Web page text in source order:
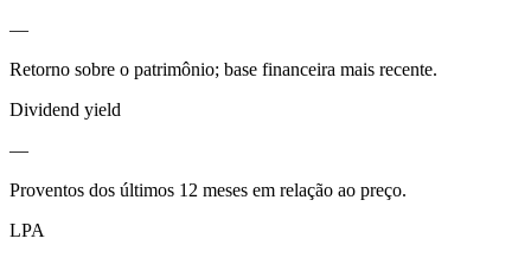
—
Retorno sobre o patrimônio; base financeira mais recente.
Dividend yield
—
Proventos dos últimos 12 meses em relação ao preço.
LPA